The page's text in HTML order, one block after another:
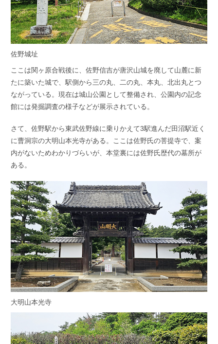
佐野城址
ここは関ヶ原合戦後に、佐野信吉が唐沢山城を廃して山麓に新
たに築いた城で、駅側から三の丸、二の丸、本丸、北出丸とつ
ながっている。現在は城山公園として整備され、公園内の記念
館には発掘調査の様子などが展示されている。
さて、佐野駅から東武佐野線に乗りかえて3駅進んだ田沼駅近く
に曹洞宗の大明山本光寺がある。ここは佐野氏の菩提寺で、案
内がないためわかりづらいが、本堂裏には佐野氏歴代の墓所が
ある。
大明山本光寺